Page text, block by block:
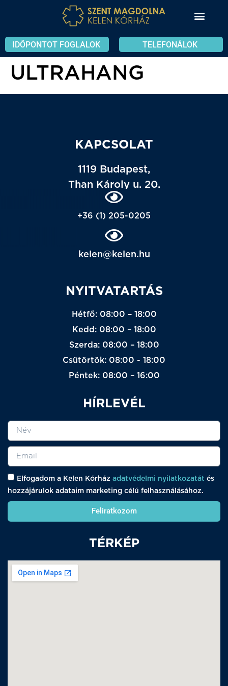
IDŐPONTOT FOGLALOK TELEFONÁLOK
ULTRAHANG
KAPCSOLAT
1119 Budapest,
Than Károly u. 20.
+36 (1) 205-0205
kelen@kelen.hu
NYITVATARTÁS
Hétfő: 08:00 – 18:00
Kedd: 08:00 – 18:00
Szerda: 08:00 – 18:00
Csütörtök: 08:00 - 18:00
Péntek: 08:00 – 16:00
HÍRLEVÉL
Elfogadom a Kelen Kórház adatvédelmi nyilatkozatát és
hozzájárulok adataim marketing célú felhasználásához.
Feliratkozom
TÉRKÉP